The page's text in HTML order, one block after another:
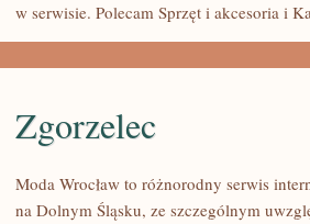
w serwisie. Polecam Sprzęt i akcesoria i
Zgorzelec
Moda Wrocław to różnorodny serwis
na Dolnym Śląsku, ze szczególnym